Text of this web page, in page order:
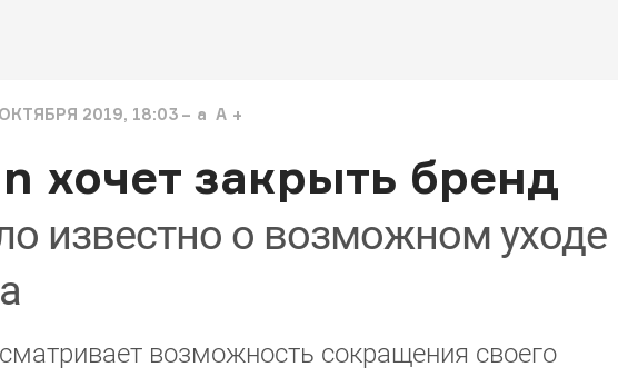
2019, 18:03 a A
хочет закрыть бренд
известно о возможном уходе
возможность сокращения своего